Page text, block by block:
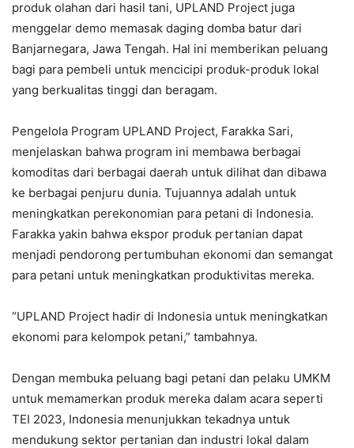
produk olahan dari hasil tani, UPLAND Project juga
menggelar demo memasak daging domba batur dari
Banjarnegara, Jawa Tengah. Hal ini memberikan peluang
bagi para pembeli untuk mencicipi produk-produk lokal
yang berkualitas tinggi dan beragam.
Pengelola Program UPLAND Project, Farakka Sari,
menjelaskan bahwa program ini membawa berbagai
komoditas dari berbagai daerah untuk dilihat dan dibawa
ke berbagai penjuru dunia. Tujuannya adalah untuk
meningkatkan perekonomian para petani di Indonesia.
Farakka yakin bahwa ekspor produk pertanian dapat
menjadi pendorong pertumbuhan ekonomi dan semangat
para petani untuk meningkatkan produktivitas mereka.
“UPLAND Project hadir di Indonesia untuk meningkatkan
ekonomi para kelompok petani,” tambahnya.
Dengan membuka peluang bagi petani dan pelaku UMKM
untuk memamerkan produk mereka dalam acara seperti
TEI 2023, Indonesia menunjukkan tekadnya untuk
mendukung sektor pertanian dan industri lokal dalam